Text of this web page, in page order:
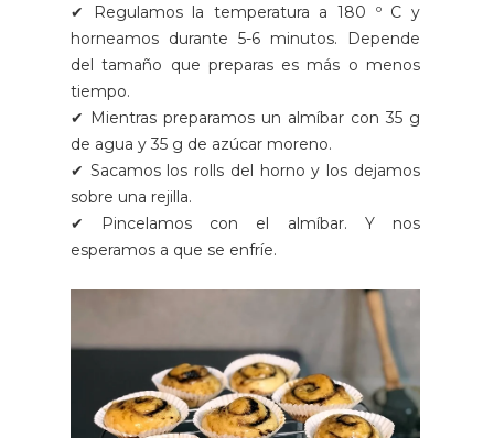
✔ Regulamos la temperatura a 180 º C y
horneamos durante 5-6 minutos. Depende
del tamaño que preparas es más o menos
tiempo.
✔ Mientras preparamos un almíbar con 35 g
de agua y 35 g de azúcar moreno.
✔ Sacamos los rolls del horno y los dejamos
sobre una rejilla.
✔ Pincelamos con el almíbar. Y nos
esperamos a que se enfríe.